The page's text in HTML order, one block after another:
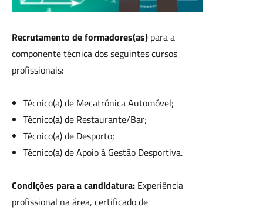
Recrutamento de formadores(as) para a
componente técnica dos seguintes cursos
profissionais:
Técnico(a) de Mecatrónica Automóvel;
Técnico(a) de Restaurante/Bar;
Técnico(a) de Desporto;
Técnico(a) de Apoio à Gestão Desportiva.
Condições para a candidatura: Experiência
profissional na área, certificado de